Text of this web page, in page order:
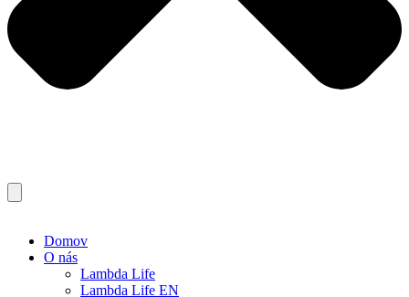
Domov
O nás
Lambda Life
Lambda Life EN